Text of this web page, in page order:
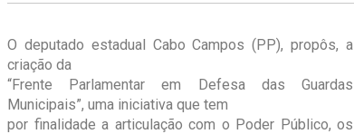
O deputado estadual Cabo Campos (PP), propôs, a
criação da
“Frente Parlamentar em Defesa das Guardas
Municipais”, uma iniciativa que tem
por finalidade a articulação com o Poder Público, os